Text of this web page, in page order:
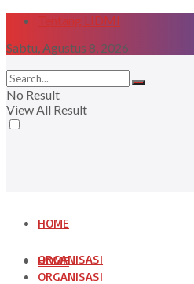
Tentang LIDMI
Sabtu, Agustus 8, 2026
No Result
View All Result
HOME
ORGANISASI
HOME
ORGANISASI